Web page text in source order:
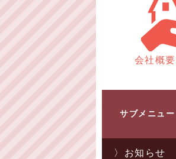
会社概
サブメニュー
お知らせ